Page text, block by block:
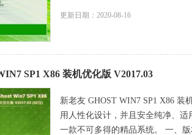
更新日期：2020-08-16
SP1 X86 装机优化版 V2017.03
新老友 GHOST WIN7 SP1 X86 装
用人性化设计，并且安全纯净、
一款不可多得的精品系统。 一、